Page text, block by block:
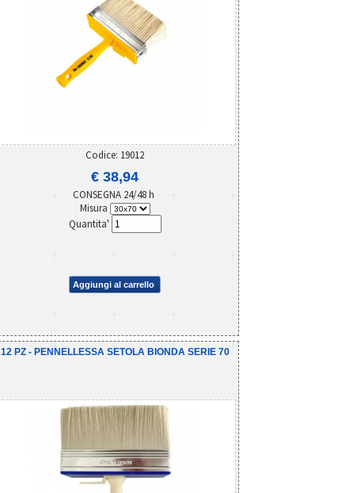
Codice: 19012
€ 38,94
CONSEGNA 24/48 h
Misura
Quantita'
Aggiungi al carrello
12 PZ - PENNELLESSA SETOLA BIONDA SERIE 70